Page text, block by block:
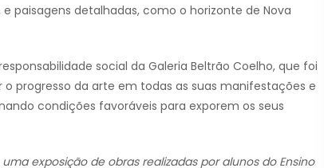
paisagens detalhadas, como o horizonte de Nova
social da Galeria Beltrão Coelho, que foi
progresso da arte em todas as suas manifestações e
condições favoráveis para exporem os seus
exposição de obras realizadas por alunos do Ensino